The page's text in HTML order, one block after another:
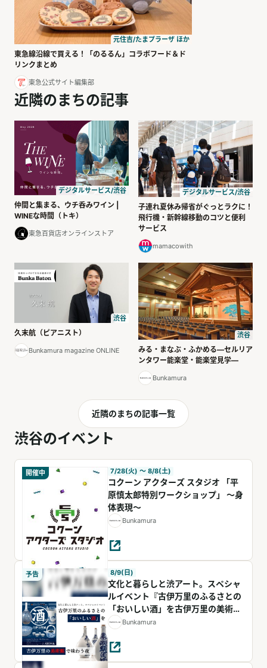
元住吉/たまプラーザ ほか
東急線沿線で買える！「のるるん」コラボフード＆ド
リンクまとめ
東急公式サイト編集部
近隣のまちの記事
デジタルサービス/渋谷
仲間と集まる、ウチ呑みワイン |
WINEな時間（トキ）
東急百貨店オンラインストア
デジタルサービス/渋谷
子連れ夏休み帰省がぐっとラクに！
飛行機・新幹線移動のコツと便利
サービス
mamacowith
渋谷
久末航（ピアニスト）
Bunkamura magazine ONLINE
渋谷
みる・まなぶ・ふかめる―セルリア
ンタワー能楽堂・能楽堂見学―
Bunkamura
近隣のまちの記事一覧
渋谷のイベント
開催中 7/28(火) 〜 8/8(土)
コクーン アクターズ スタジオ 「平
原慎太郎特別ワークショップ」 ～身
体表現～
Bunkamura
予告 8/9(日)
文化と暮らしと渋アート。スペシャ
ルイベント『古伊万里のふるさとの
「おいしい酒」を古伊万里の美術館
で味わう夜』
Bunkamura